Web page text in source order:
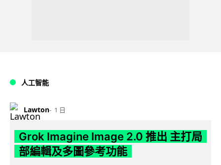
人工智能
Lawton 1 日
Grok Imagine Image 2.0 推出 主打局
部編輯及多圖參考功能